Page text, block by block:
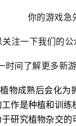
你的游戏急
注一下我们的公
时间了解更多新
物成熟后会化
作是种植和训
研究植物杂交